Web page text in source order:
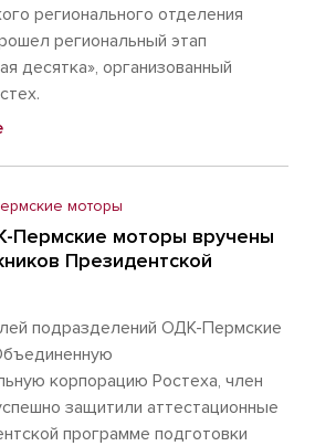
регионального отделения
региональный этап
десятка», организованный
моторы
Пермские моторы вручены
Президентской
подразделений ОДК-Пермские
корпорацию Ростеха, член
защитили аттестационные
программе подготовки